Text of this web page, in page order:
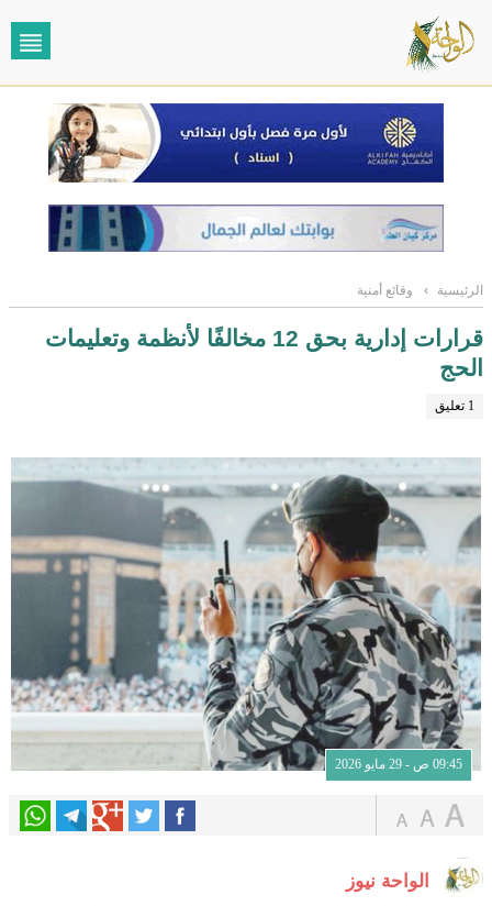
الرئيسية › وقائع أمنية
قرارات إدارية بحق 12 مخالفًا لأنظمة وتعليمات
الحج
1 تعليق
09:45 ص - 29 مايو 2026
الواحة نيوز